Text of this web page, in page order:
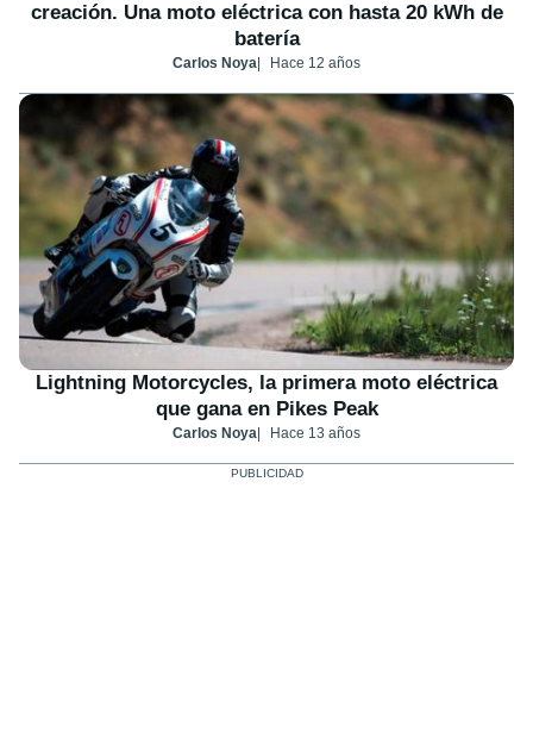
creación. Una moto eléctrica con hasta 20 kWh de
batería
Carlos Noya Hace 12 años
Lightning Motorcycles, la primera moto eléctrica
que gana en Pikes Peak
Carlos Noya Hace 13 años